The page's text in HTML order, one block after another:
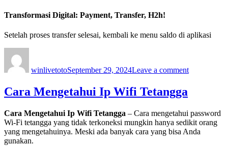
Transformasi Digital: Payment, Transfer, H2h!
Setelah proses transfer selesai, kembali ke menu saldo di aplikasi
winlivetotoSeptember 29, 2024Leave a commentTransfer
Ovo
Cara Mengetahui Ip Wifi Tetangga
Cara Mengetahui Ip Wifi Tetangga – Cara mengetahui password
Wi-Fi tetangga yang tidak terkoneksi mungkin hanya sedikit orang
yang mengetahuinya. Meski ada banyak cara yang bisa Anda
gunakan.